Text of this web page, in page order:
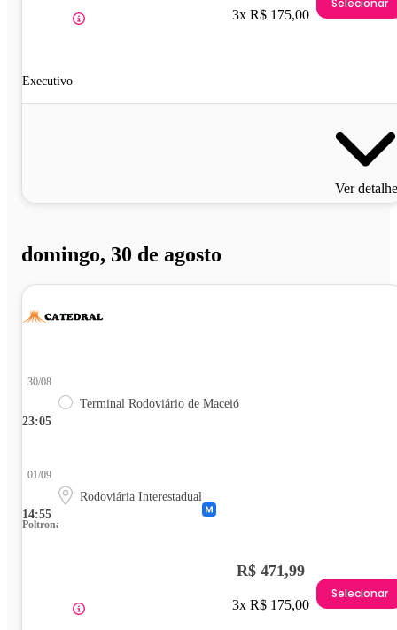
Executivo
3x R$ 175,00
Ver
domingo, 30 de agosto
23:05
30/08
Terminal Rodoviário de Maceió
14:55
01/09
Rodoviária Interestadual
Poltrona
R$ 471,99
3x R$ 175,00
Selecionar